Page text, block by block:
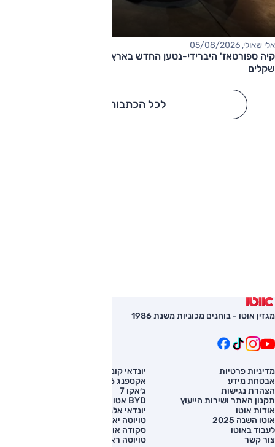
אלי שאולי, 05/08/2026
שקלים
לכל הכתבות
מגזין אוטו - בוחנים מכוניות משנת 1986
מדיניות פרטיות
אבטחת מידע
הצהרת נגישות
תקנון האתר ושירות הייעוץ
אודות אוטו
אוטו השנה 2025
לעבוד באוטו
צור קשר
יונדאי קונה
אקספנג G6
ג׳אקו 7
BYD אטו 3
יונדאי אלנטרה
טויוטה יאריס קרוס
סקודה אוקטביה
טויוטה ראב 4